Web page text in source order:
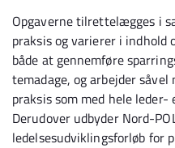
Opgaverne tilrettelægges i
praksis og varierer i indhold
både at gennemføre
temadage, og arbejder
praksis som med hele leder-
Derudover udbyder Nord-
ledelsesudviklingsforløb for